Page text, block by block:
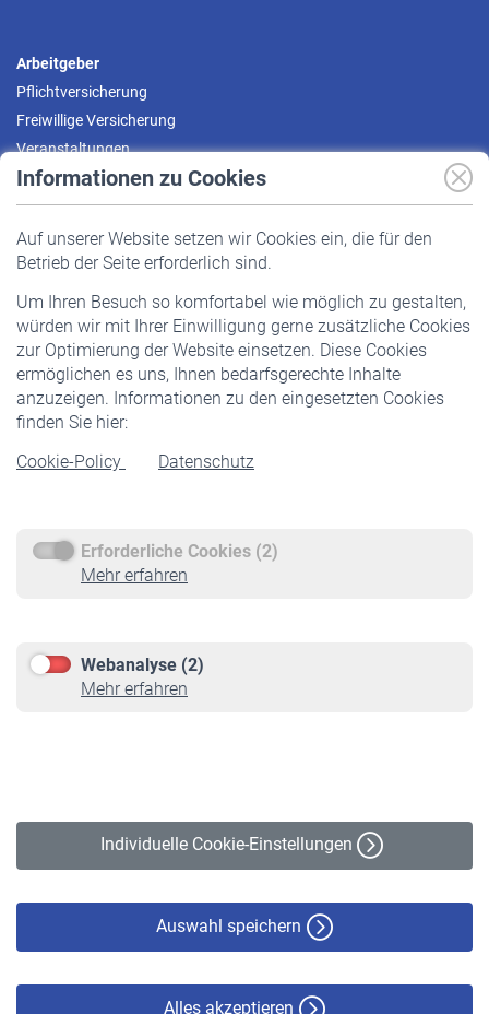
Informationen zu Cookies
Auf unserer Website setzen wir Cookies ein, die für den
Betrieb der Seite erforderlich sind.
Um Ihren Besuch so komfortabel wie möglich zu gestalten,
würden wir mit Ihrer Einwilligung gerne zusätzliche Cookies
zur Optimierung der Website einsetzen. Diese Cookies
ermöglichen es uns, Ihnen bedarfsgerechte Inhalte
anzuzeigen. Informationen zu den eingesetzten Cookies
finden Sie hier:
Cookie-Policy
Datenschutz
Erforderliche Cookies (2)
Mehr erfahren
Webanalyse (2)
Mehr erfahren
Individuelle Cookie-Einstellungen
Auswahl speichern
Alles akzeptieren
Arbeitgeber
Pflichtversicherung
Freiwillige Versicherung
Veranstaltungen
Pflichtversicherung
Staatliche Förderung
Veranstaltungen
Rentner
Rentenbeginn
Rente beantragen
Service
Informationen
Online-Rechner
VBLnewsletter
Erklärung zur Barrierefreiheit